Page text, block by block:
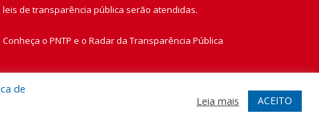
leis de transparência pública serão atendidas.
Conheça o PNTP e o Radar da Transparência Pública
de
Leia mais ACEITO